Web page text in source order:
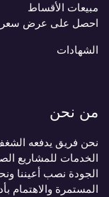
مبيعات الأقساط
احصل على عرض سعر
الشهادات
من نحن
نحن فريق يدفعه
الخدمات للمشاريع
الجودة نصب أعيننا
المستمرة والاهتمام